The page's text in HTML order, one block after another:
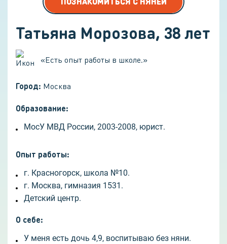
Татьяна Морозова, 38лет
«Есть опыт работы в школе.»
Город: Москва
Образование:
МосУ МВД России, 2003-2008, юрист.
Опыт работы:
г. Красногорск, школа №10.
г. Москва, гимназия 1531.
Детский центр.
О себе:
У меня есть дочь 4,9, воспитываю без няни.